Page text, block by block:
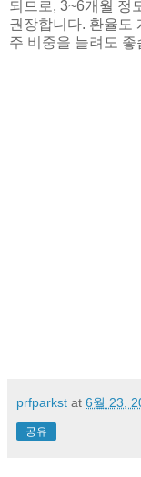
되므로, 3~6개월 정
권장합니다. 환율도
주 비중을 늘려도 좋
prfparkst at 6월 23,
공유